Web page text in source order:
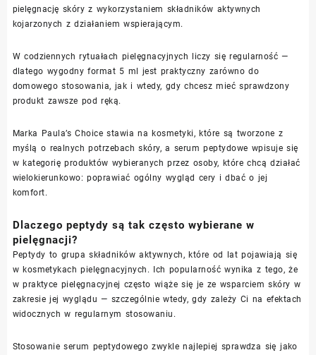
pielęgnację skóry z wykorzystaniem składników aktywnych
kojarzonych z działaniem wspierającym.
W codziennych rytuałach pielęgnacyjnych liczy się regularność —
dlatego wygodny format 5 ml jest praktyczny zarówno do
domowego stosowania, jak i wtedy, gdy chcesz mieć sprawdzony
produkt zawsze pod ręką.
Marka Paula’s Choice stawia na kosmetyki, które są tworzone z
myślą o realnych potrzebach skóry, a serum peptydowe wpisuje się
w kategorię produktów wybieranych przez osoby, które chcą działać
wielokierunkowo: poprawiać ogólny wygląd cery i dbać o jej
komfort.
Dlaczego peptydy są tak często wybierane w
pielęgnacji?
Peptydy to grupa składników aktywnych, które od lat pojawiają się
w kosmetykach pielęgnacyjnych. Ich popularność wynika z tego, że
w praktyce pielęgnacyjnej często wiąże się je ze wsparciem skóry w
zakresie jej wyglądu — szczególnie wtedy, gdy zależy Ci na efektach
widocznych w regularnym stosowaniu.
Stosowanie serum peptydowego zwykle najlepiej sprawdza się jako